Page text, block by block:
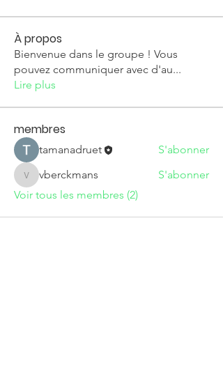
À propos
Bienvenue dans le groupe ! Vous
pouvez communiquer avec d'au...
Lire plus
membres
tamanadruet S'abonner
vberckmans
vberckmans
S'abonner
Voir tous les membres (2)